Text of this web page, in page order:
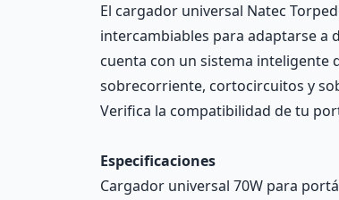
El cargador universal Natec
intercambiables para adaptarse a
cuenta con un sistema inteligente
sobrecorriente, cortocircuitos y
Verifica la compatibilidad de tu
Especificaciones
Cargador universal 70W para